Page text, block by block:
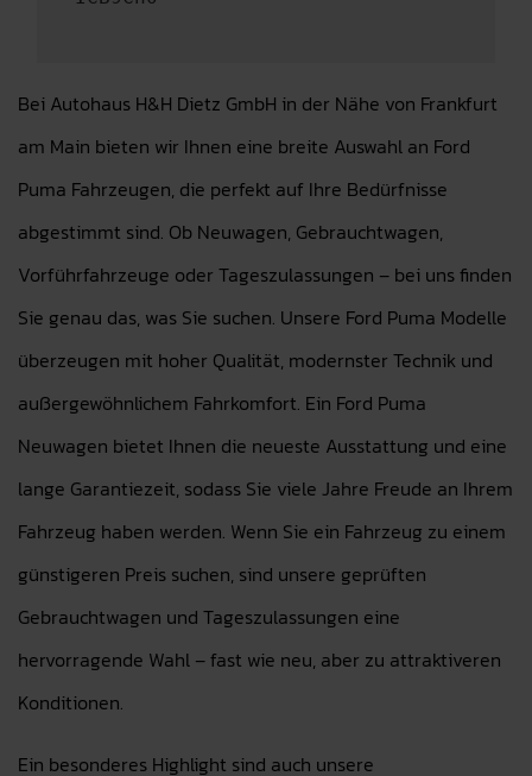
Bei Autohaus H&H Dietz GmbH in der Nähe von Frankfurt
am Main bieten wir Ihnen eine breite Auswahl an Ford
Puma Fahrzeugen, die perfekt auf Ihre Bedürfnisse
abgestimmt sind. Ob Neuwagen, Gebrauchtwagen,
Vorführfahrzeuge oder Tageszulassungen – bei uns finden
Sie genau das, was Sie suchen. Unsere Ford Puma Modelle
überzeugen mit hoher Qualität, modernster Technik und
außergewöhnlichem Fahrkomfort. Ein Ford Puma
Neuwagen bietet Ihnen die neueste Ausstattung und eine
lange Garantiezeit, sodass Sie viele Jahre Freude an Ihrem
Fahrzeug haben werden. Wenn Sie ein Fahrzeug zu einem
günstigeren Preis suchen, sind unsere geprüften
Gebrauchtwagen und Tageszulassungen eine
hervorragende Wahl – fast wie neu, aber zu attraktiveren
Konditionen.
Ein besonderes Highlight sind auch unsere